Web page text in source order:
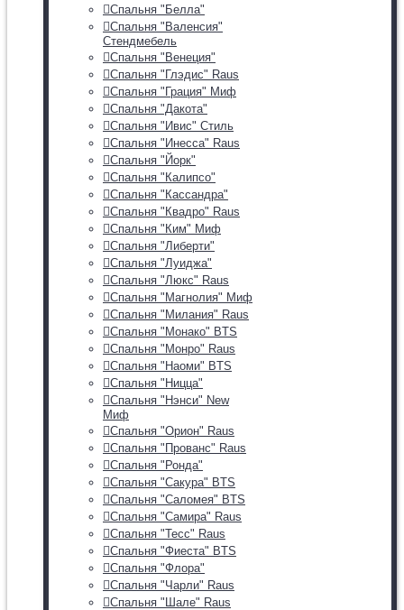
Спальня "Белла"
Спальня "Валенсия"
Стендмебель
Спальня "Венеция"
Спальня "Глэдис" Raus
Спальня "Грация" Миф
Спальня "Дакота"
Спальня "Ивис" Стиль
Спальня "Инесса" Raus
Спальня "Йорк"
Спальня "Калипсо"
Спальня "Кассандра"
Спальня "Квадро" Raus
Спальня "Ким" Миф
Спальня "Либерти"
Спальня "Луиджа"
Спальня "Люкс" Raus
Спальня "Магнолия" Миф
Спальня "Милания" Raus
Спальня "Монако" BTS
Спальня "Монро" Raus
Спальня "Наоми" BTS
Спальня "Ницца"
Спальня "Нэнси" New
Миф
Спальня "Орион" Raus
Спальня "Прованс" Raus
Спальня "Ронда"
Спальня "Сакура" BTS
Спальня "Саломея" BTS
Спальня "Самира" Raus
Спальня "Тесс" Raus
Спальня "Фиеста" BTS
Спальня "Флора"
Спальня "Чарли" Raus
Спальня "Шале" Raus